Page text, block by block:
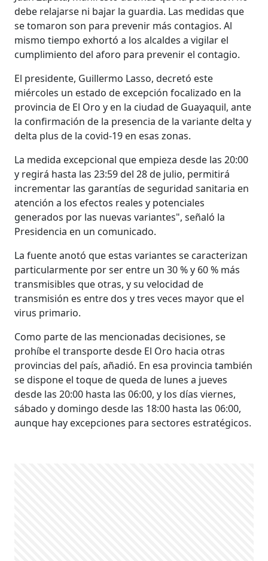
debe relajarse ni bajar la guardia. Las medidas que
se tomaron son para prevenir más contagios. Al
mismo tiempo exhortó a los alcaldes a vigilar el
cumplimiento del aforo para prevenir el contagio.
El presidente, Guillermo Lasso, decretó este
miércoles un estado de excepción focalizado en la
provincia de El Oro y en la ciudad de Guayaquil, ante
la confirmación de la presencia de la variante delta y
delta plus de la covid-19 en esas zonas.
La medida excepcional que empieza desde las 20:00
y regirá hasta las 23:59 del 28 de julio, permitirá
incrementar las garantías de seguridad sanitaria en
atención a los efectos reales y potenciales
generados por las nuevas variantes", señaló la
Presidencia en un comunicado.
La fuente anotó que estas variantes se caracterizan
particularmente por ser entre un 30 % y 60 % más
transmisibles que otras, y su velocidad de
transmisión es entre dos y tres veces mayor que el
virus primario.
Como parte de las mencionadas decisiones, se
prohíbe el transporte desde El Oro hacia otras
provincias del país, añadió. En esa provincia también
se dispone el toque de queda de lunes a jueves
desde las 20:00 hasta las 06:00, y los días viernes,
sábado y domingo desde las 18:00 hasta las 06:00,
aunque hay excepciones para sectores estratégicos.